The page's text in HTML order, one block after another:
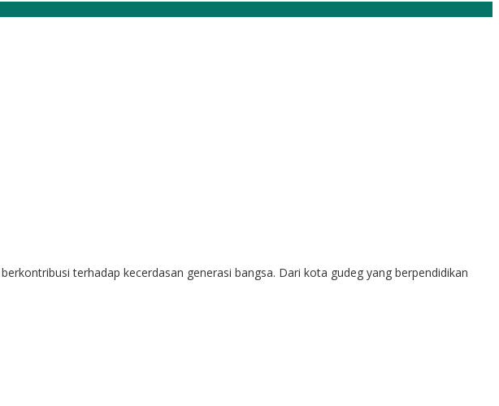
terhadap kecerdasan generasi bangsa. Dari kota gudeg yang berpendidikan